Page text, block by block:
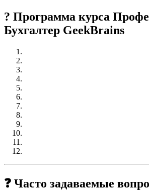
? Программа курса
Бухгалтер GeekBrains
❓ Часто задаваемые